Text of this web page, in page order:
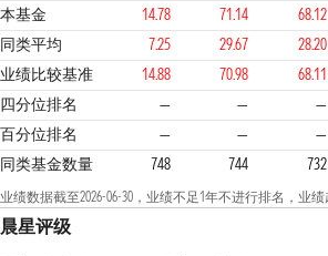
本基金
14.78 71.14 68.12
同类平均
7.25 29.67 28.20
业绩比较基准
14.88 70.98 68.11
四分位排名
— — —
1
百分位排名 — — —
同类基金数量
748 744 732
业绩数据截至2026-06-30，业绩不足1年不进行排名，业
晨星评级